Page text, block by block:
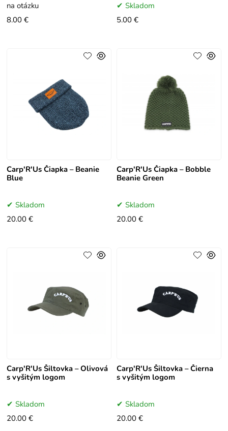
na otázku
8.00 €
Skladom
5.00 €
Carp'R'Us Čiapka – Beanie
Blue
Skladom
20.00 €
Carp'R'Us Čiapka – Bobble
Beanie Green
Skladom
20.00 €
Carp'R'Us Šiltovka – Olivová
s vyšitým logom
Skladom
20.00 €
Carp'R'Us Šiltovka – Čierna
s vyšitým logom
Skladom
20.00 €